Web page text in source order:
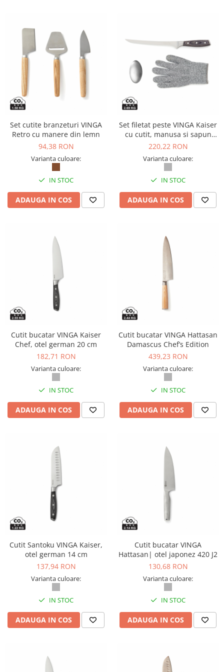
Articole pentru birou, suprafete,
pardoseli
Intretinere si odorizante masina
Saci de gunoi
Accesorii pentru curatenie
Tipografie si stampile
Caiete si blocnotesuri
Stampile, tusiere si tus
Protectia muncii si Imbracaminte
Imbracaminte
Tricouri
Pantaloni cu pieptar
Impermeabile
Veste
Reflectorizante
Incaltaminte
Incaltaminte de lucru si protectie
Incaltaminte de oras si munte
Echipamente medicale
Manusi de protectie
Accesorii pentru protectia capului
Casti de protectie
Ochelari de protectie si viziere
Masti de protectie respiratorie
Sepci, caciuli si esarfe
Pachete promotionale
Accesorii pentru protectia muncii
Sosete de lucru
Branturi
Diverse accesorii
Articole de unica folosinta
Copii - tricouri si hanorace
Comunicare si prezentare
Flipchart-uri
Ecrane Interactive
Sisteme de afisare
Accesorii prezentare
Set cutite branzeturi VINGA
Retro cu manere din lemn
94,38 RON
Varianta culoare:
IN STOC
ADAUGA IN COS
Set filetat peste VINGA Kaiser
cu cutit, manusa si sapun
metalic
220,22 RON
Varianta culoare:
IN STOC
ADAUGA IN COS
Cutit bucatar VINGA Kaiser
Chef, otel german 20 cm
182,71 RON
Varianta culoare:
IN STOC
ADAUGA IN COS
Cutit bucatar VINGA Hattasan
Damascus Chef’s Edition
439,23 RON
Varianta culoare:
IN STOC
ADAUGA IN COS
Cutit Santoku VINGA Kaiser,
otel german 14 cm
137,94 RON
Varianta culoare:
IN STOC
ADAUGA IN COS
Cutit bucatar VINGA
Hattasan| otel japonez 420 J2
130,68 RON
Varianta culoare:
IN STOC
ADAUGA IN COS